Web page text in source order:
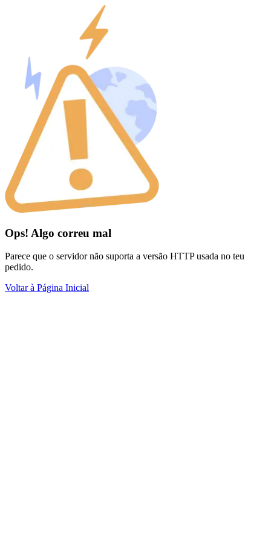
Ops! Algo correu mal
Parece que o servidor não suporta a versão HTTP usada no teu
pedido.
Voltar à Página Inicial